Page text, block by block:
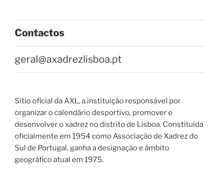
Contactos
geral@axadrezlisboa.pt
Sítio oficial da AXL, a instituição responsável por
organizar o calendário desportivo, promover e
desenvolver o xadrez no distrito de Lisboa. Constituída
oficialmente em 1954 como Associação de Xadrez do
Sul de Portugal, ganha a designação e âmbito
geográfico atual em 1975.